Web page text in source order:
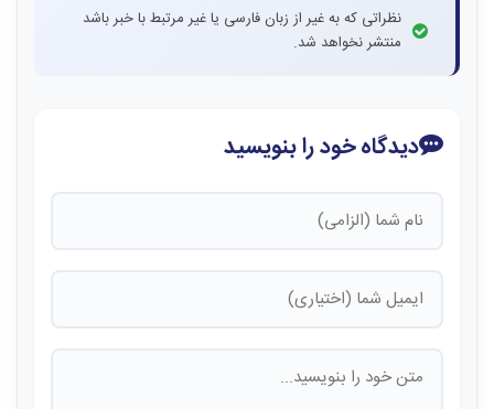
نظراتی که به غیر از زبان فارسی یا غیر مرتبط با خبر باشد
منتشر نخواهد شد.
دیدگاه خود را بنویسید